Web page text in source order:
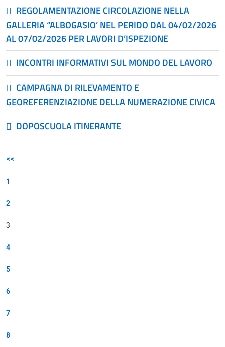
REGOLAMENTAZIONE CIRCOLAZIONE NELLA
GALLERIA “ALBOGASIO’ NEL PERIDO DAL 04/02/2026
AL 07/02/2026 PER LAVORI D’ISPEZIONE
INCONTRI INFORMATIVI SUL MONDO DEL LAVORO
CAMPAGNA DI RILEVAMENTO E
GEOREFERENZIAZIONE DELLA NUMERAZIONE CIVICA
DOPOSCUOLA ITINERANTE
<<
1
2
3
4
5
6
7
8